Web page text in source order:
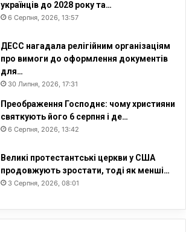
українців до 2028 року та…
6 Серпня, 2026, 13:57
ДЕСС нагадала релігійним організаціям
про вимоги до оформлення документів
для…
30 Липня, 2026, 17:31
Преображення Господнє: чому християни
святкують його 6 серпня і де…
6 Серпня, 2026, 13:42
Великі протестантські церкви у США
продовжують зростати, тоді як менші…
3 Серпня, 2026, 08:01